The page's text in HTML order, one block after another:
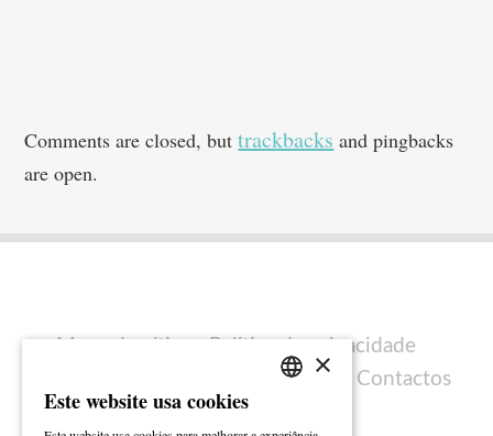
Comments are closed, buttrackbacks and pingbacks
are open.
Mapa do sítio
Política de privacidade
Ficha técnica Contactos
×
Este website usa cookies